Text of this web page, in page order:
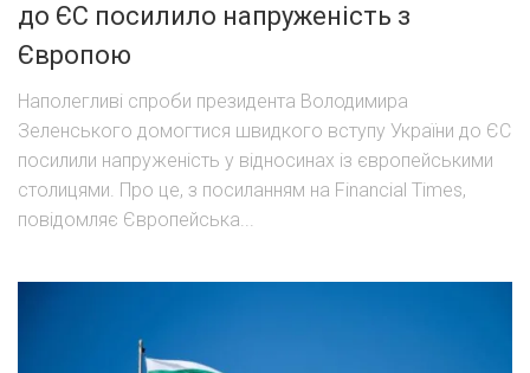
до ЄС посилило напруженість з
Європою
Наполегливі спроби президента Володимира
Зеленського домогтися швидкого вступу України до ЄС
посилили напруженість у відносинах із європейськими
столицями. Про це, з посиланням на Financial Times,
повідомляє Європейська...